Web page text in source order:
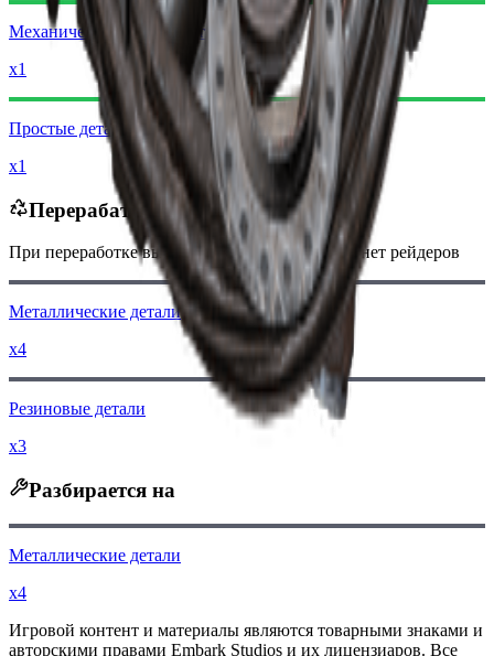
Механические компоненты
x1
Простые детали для оружия
x1
Перерабатывается в
При переработке вы получите -550 меньше монет рейдеров
Металлические детали
x4
Резиновые детали
x3
Разбирается на
Металлические детали
x4
Игровой контент и материалы являются товарными знаками и
авторскими правами Embark Studios и их лицензиаров. Все